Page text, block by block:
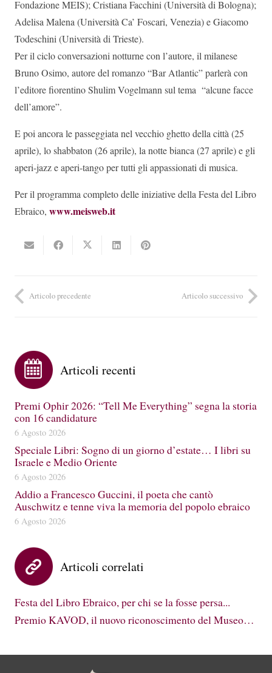
Fondazione MEIS); Cristiana Facchini (Università di Bologna);
Adelisa Malena (Università Ca’ Foscari, Venezia) e Giacomo
Todeschini (Università di Trieste).
Per il ciclo conversazioni notturne con l’autore, il milanese
Bruno Osimo, autore del romanzo “Bar Atlantic” parlerà con
l’editore fiorentino Shulim Vogelmann sul tema “alcune facce
dell’amore”.
E poi ancora le passeggiata nel vecchio ghetto della città (25
aprile), lo shabbaton (26 aprile), la notte bianca (27 aprile) e gli
aperi-jazz e aperi-tango per tutti gli appassionati di musica.
Per il programma completo delle iniziative della Festa del Libro
Ebraico, www.meisweb.it
Articolo precedente Articolo successivo
Articoli recenti
Premi Ophir 2026: “Tell Me Everything” segna la storia
con 16 candidature
6 Agosto 2026
Speciale Libri: Sogno di un giorno d’estate… I libri su
Israele e Medio Oriente
6 Agosto 2026
Addio a Francesco Guccini, il poeta che cantò
Auschwitz e tenne viva la memoria del popolo ebraico
6 Agosto 2026
Articoli correlati
Festa del Libro Ebraico, per chi se la fosse persa...
Premio KAVOD, il nuovo riconoscimento del Museo…